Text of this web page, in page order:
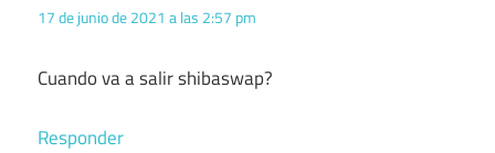
17 de junio de 2021 a las 2:57 pm
Cuando va a salir shibaswap?
Responder